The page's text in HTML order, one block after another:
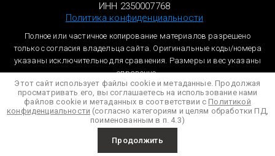
ИНН 2350007768
Политика конфиденциальности
Полное или частичное копирование материалов разрешено
только с согласия владельца сайта. Оригинальные коды/номера
указаны исключительно для сравнения. Размеры и вес указаны
справочно.
Этот сайт использует файлы cookie и метаданные. Продолжая
просматривать его, вы соглашаетесь на использование нами
файлов cookie и метаданных в соответствии с Политикой
конфиденциальности (согласно категориям и целям обработки ПД,
поименованным в п. 4.3)
Продолжить